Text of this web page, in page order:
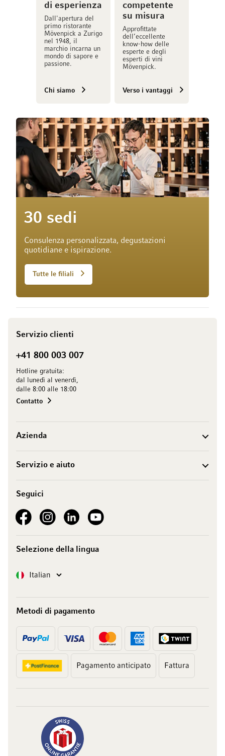
di esperienza
Dall'apertura del
primo ristorante
Mövenpick a Zurigo
nel 1948, il
marchio incarna un
mondo di sapore e
passione.
Chi siamo
competente
su misura
Approfittate
dell’eccellente
know-how delle
esperte e degli
esperti di vini
Mövenpick.
Verso i vantaggi
30 sedi
Consulenza personalizzata, degustazioni
quotidiane e ispirazione.
Tutte le filiali
Servizio clienti
+41 800 003 007
Hotline gratuita:
dal lunedì al venerdì,
dalle 8:00 alle 18:00
Contatto
Azienda
Servizio e aiuto
Seguici
See our FacebookSee our Instagram account
See our LinkedInSee our YouTube channel
Selezione della lingua
Lingua Italian
Metodi di pagamento
Pagamento anticipato Fattura